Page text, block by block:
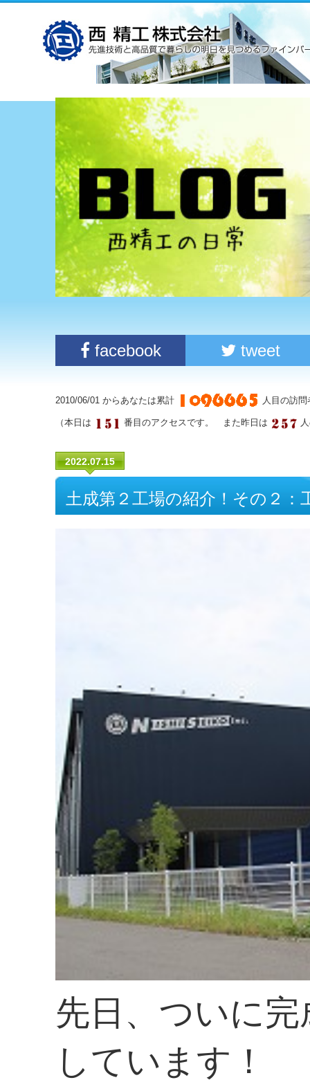
facebook tweet
2010/06/01 からあなたは累計 人目の訪
（本日は 番目のアクセスです。 また昨日は
2022.07.15
土成第２工場の紹介！その２：
先日、ついに
しています！